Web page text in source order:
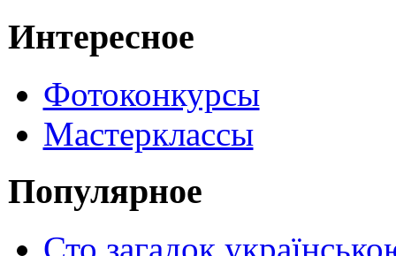
Интересное
Фотоконкурсы
Мастерклассы
Популярное
Сто загадок